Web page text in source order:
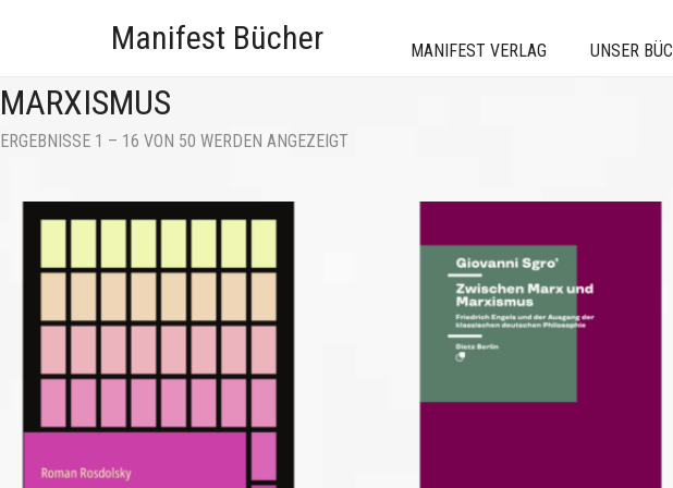
Manifest Bücher MANIFEST VERLAG UNSER
MARXISMUS
ERGEBNISSE 1 – 16 VON 50 WERDEN ANGEZEIGT